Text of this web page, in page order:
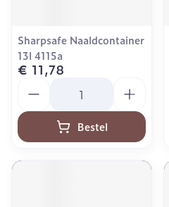
Sharpsafe Naaldcontainer
13l 4115a
€ 11,78
Bestel